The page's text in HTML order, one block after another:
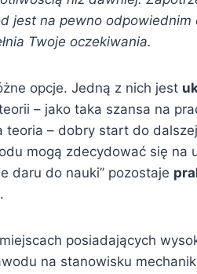
na pewno
Twoje oczekiwania.
opcje. Jedną z nich jest
– jako taka szansa na
– dobry start do
mogą zdecydować się na
daru do nauki” pozostaje
.
posiadających
na stanowisku